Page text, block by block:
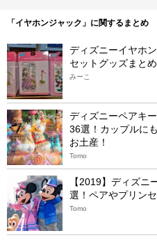
「イヤホンジャック」に関するまとめ
ディズニーイヤホ
セットグッズまと
みーこ
ディズニーペアキ
36選！カップルに
お土産！
Tomo
【2019】ディズニ
選！ペアやプリン
Tomo